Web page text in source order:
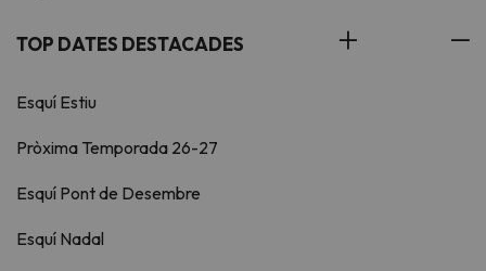
TOP DATES DESTACADES
Esquí Estiu
Pròxima Temporada 26-27
Esquí Pont de Desembre
Esquí Nadal